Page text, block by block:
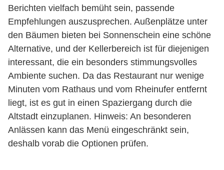
Berichten vielfach bemüht sein, passende
Empfehlungen auszusprechen. Außenplätze unter
den Bäumen bieten bei Sonnenschein eine schöne
Alternative, und der Kellerbereich ist für diejenigen
interessant, die ein besonders stimmungsvolles
Ambiente suchen. Da das Restaurant nur wenige
Minuten vom Rathaus und vom Rheinufer entfernt
liegt, ist es gut in einen Spaziergang durch die
Altstadt einzuplanen. Hinweis: An besonderen
Anlässen kann das Menü eingeschränkt sein,
deshalb vorab die Optionen prüfen.